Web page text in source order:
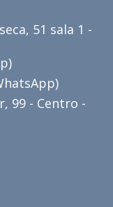
51 sala 1 -
99 - Centro -